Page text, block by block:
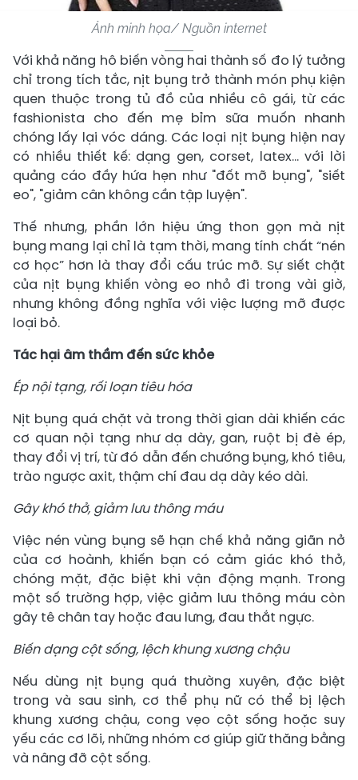
Ảnh minh họa/ Nguồn internet
Với khả năng hô biến vòng hai thành số đo lý tưởng
chỉ trong tích tắc, nịt bụng trở thành món phụ kiện
quen thuộc trong tủ đồ của nhiều cô gái, từ các
fashionista cho đến mẹ bỉm sữa muốn nhanh
chóng lấy lại vóc dáng. Các loại nịt bụng hiện nay
có nhiều thiết kế: dạng gen, corset, latex... với lời
quảng cáo đầy hứa hẹn như "đốt mỡ bụng", "siết
eo", "giảm cân không cần tập luyện".
Thế nhưng, phần lớn hiệu ứng thon gọn mà nịt
bụng mang lại chỉ là tạm thời, mang tính chất “nén
cơ học” hơn là thay đổi cấu trúc mỡ. Sự siết chặt
của nịt bụng khiến vòng eo nhỏ đi trong vài giờ,
nhưng không đồng nghĩa với việc lượng mỡ được
loại bỏ.
Tác hại âm thầm đến sức khỏe
Ép nội tạng, rối loạn tiêu hóa
Nịt bụng quá chặt và trong thời gian dài khiến các
cơ quan nội tạng như dạ dày, gan, ruột bị đè ép,
thay đổi vị trí, từ đó dẫn đến chướng bụng, khó tiêu,
trào ngược axit, thậm chí đau dạ dày kéo dài.
Gây khó thở, giảm lưu thông máu
Việc nén vùng bụng sẽ hạn chế khả năng giãn nở
của cơ hoành, khiến bạn có cảm giác khó thở,
chóng mặt, đặc biệt khi vận động mạnh. Trong
một số trường hợp, việc giảm lưu thông máu còn
gây tê chân tay hoặc đau lưng, đau thắt ngực.
Biến dạng cột sống, lệch khung xương chậu
Nếu dùng nịt bụng quá thường xuyên, đặc biệt
trong và sau sinh, cơ thể phụ nữ có thể bị lệch
khung xương chậu, cong vẹo cột sống hoặc suy
yếu các cơ lõi, những nhóm cơ giúp giữ thăng bằng
và nâng đỡ cột sống.